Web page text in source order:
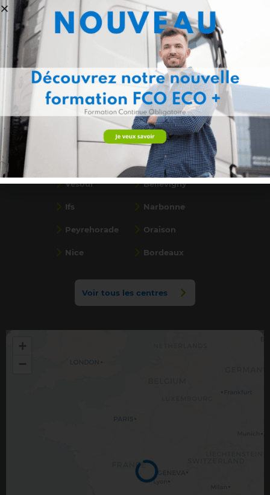
Formations par ville
Saint-Paul, La
Réunion
Ancenis Calais
Dunkerque Saint-Priest
Bondues
Vesoul Bellevigny
Ifs Narbonne
Peyrehorade Oraison
Nice Bordeaux
Voir tous les centres
+
−